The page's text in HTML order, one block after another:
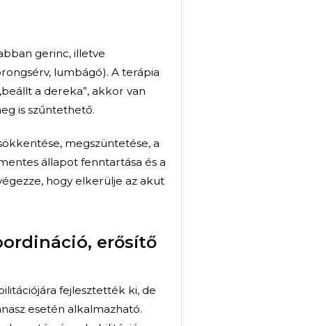
végtagba sugárzik, mozgatás közben
amelyik a legfájdalmasabb.
le a fájdalom, fél, vagy egész végtagban
mozog az izület.
leggyakrabban gerinc, illetve
(porckorongsérv, lumbágó). A terápia
amitől ,,beállt a dereka”, akkor van
amivel ez meg is szűntethető.